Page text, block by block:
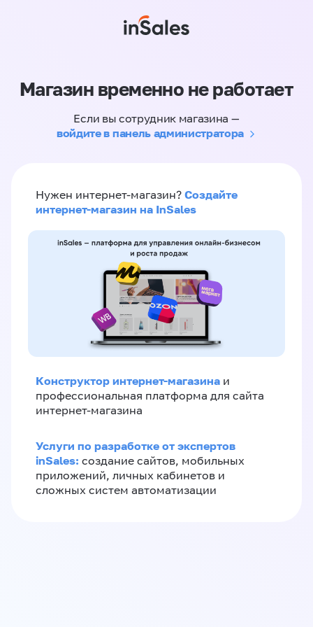
Магазин временно не работает
Если вы сотрудник магазина —
войдите в панель администратора
Нужен интернет-магазин? Создайте
интернет-магазин на InSales
Конструктор интернет-магазина и
профессиональная платформа для сайта
интернет-магазина
Услуги по разработке от экспертов
inSales: создание сайтов, мобильных
приложений, личных кабинетов и
сложных систем автоматизации